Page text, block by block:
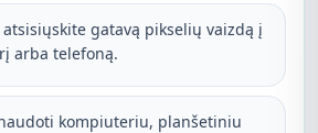
gatavą pikselių vaizdą į
arba telefoną.
kompiuteriu, planšetiniu